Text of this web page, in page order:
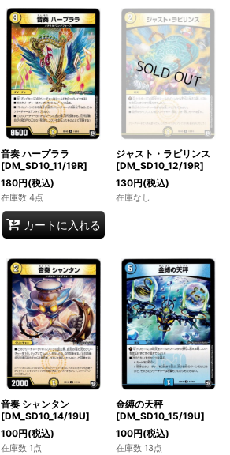
音奏 ハープララ
[DM_SD10_11/19R]
180円(税込)
在庫数 4点
カートに入れる
ジャスト・ラビリンス
[DM_SD10_12/19R]
130円(税込)
在庫なし
音奏 シャンタン
[DM_SD10_14/19U]
100円(税込)
在庫数 1点
金縛の天秤
[DM_SD10_15/19U]
100円(税込)
在庫数 13点